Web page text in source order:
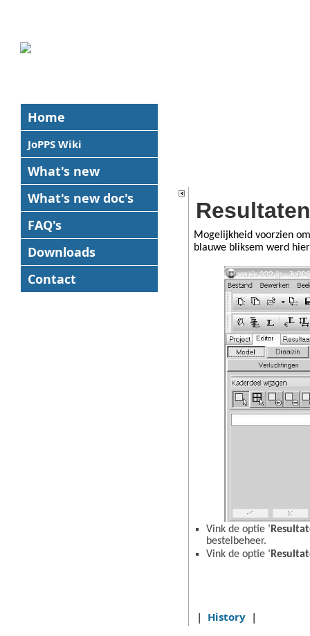
Home
JoPPS Wiki
What's new
What's new doc's
FAQ's
Downloads
Contact
Mogelijkheid voorzien
blauwe bliksem werd
Vink de optie ‘
bestelbeheer.
Vink de optie ‘
| History |